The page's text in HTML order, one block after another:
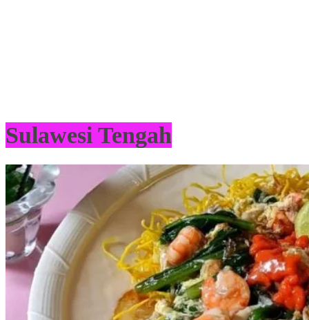
Sulawesi Tengah